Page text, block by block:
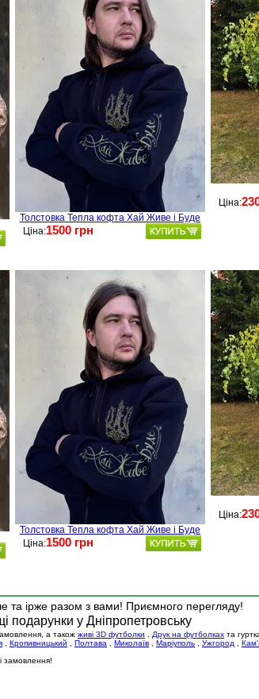
Толстовка Тепла кофта Хай Живе і Буде
Ціна:1500 грн
Ціна:
Толстовка Тепла кофта Хай Живе і Буде
Ціна:1500 грн
Ціна:
та ірже разом з вами! Приємного перегляду!
подарунки у Дніпропетровську
а також живі 3D футболки Друк на футболках та
Кропивницький Полтава Миколаїв Маріуполь Ужгород
замовлення!